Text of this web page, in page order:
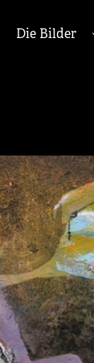
Die Bilder